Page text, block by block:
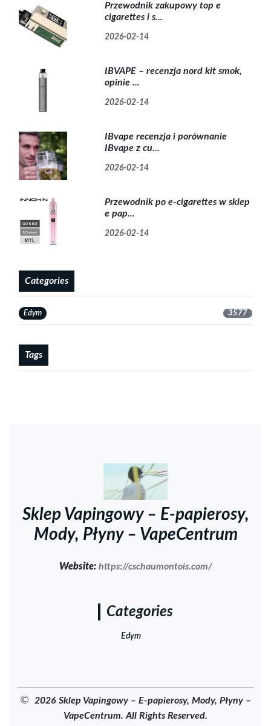
Przewodnik zakupowy top e
cigarettes i s...
2026-02-14
IBVAPE – recenzja nord kit smok,
opinie ...
2026-02-14
IBvape recenzja i porównanie
IBvape z cu...
2026-02-14
Przewodnik po e-cigarettes w sklep
e pap...
2026-02-14
Categories
Edym 3577
Tags
Sklep Vapingowy – E-papierosy,
Mody, Płyny – VapeCentrum
Website: https://cschaumontois.com/
Categories
Edym
©
2026 Sklep Vapingowy – E-papierosy, Mody, Płyny –
VapeCentrum. All Rights Reserved.